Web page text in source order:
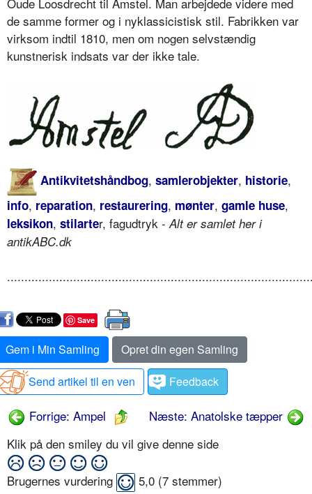
de samme former og i nyklassicistisk stil. Fabrikken var
virksom indtil 1810, men om nogen selvstændig
kunstnerisk indsats var der ikke tale.
Antikvitetshåndbog, samlerobjekter, historie,
info, reparation, restaurering, mønter, gamle huse,
leksikon, stilarter, fagudtryk - Alt er samlet her i
antikABC.dk
Save
Gem i Min Samling
Opret din egen Samling
Send artikel til en ven
Feedback
Forrige: Ampel
Næste: Anatolske tæpper
Klik på den smiley du vil give denne side
Brugernes vurdering 5,0 (7 stemmer)